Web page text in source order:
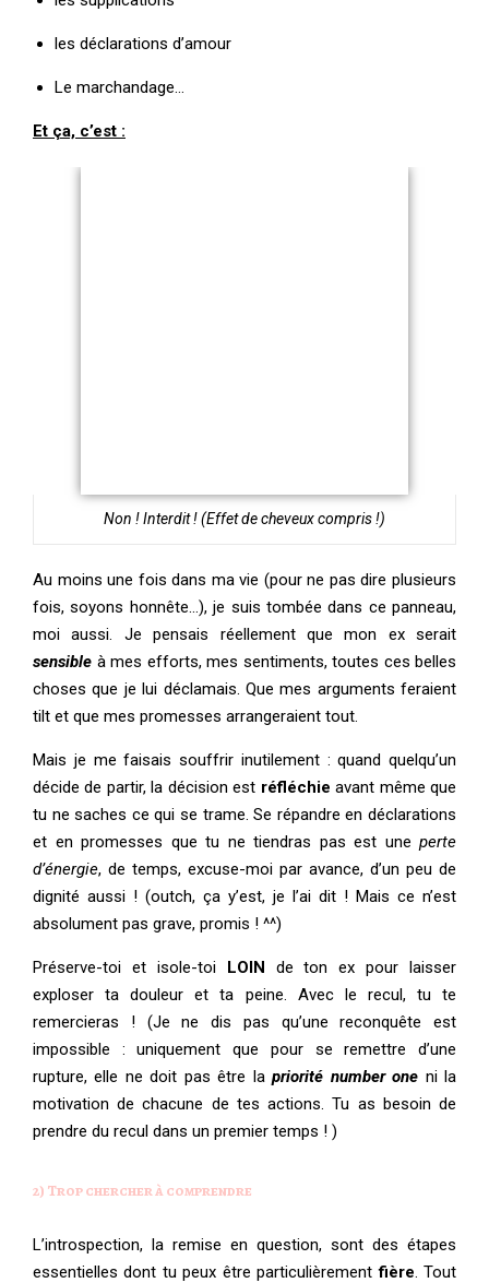
les déclarations d’amour
Le marchandage…
Et ça, c’est :
Non ! Interdit ! (Effet de cheveux compris !)
Au moins une fois dans ma vie (pour ne pas dire plusieurs
fois, soyons honnête…), je suis tombée dans ce panneau,
moi aussi. Je pensais réellement que mon ex serait
sensible à mes efforts, mes sentiments, toutes ces belles
choses que je lui déclamais. Que mes arguments feraient
tilt et que mes promesses arrangeraient tout.
Mais je me faisais souffrir inutilement : quand quelqu’un
décide de partir, la décision est réfléchie avant même que
tu ne saches ce qui se trame. Se répandre en déclarations
et en promesses que tu ne tiendras pas est une perte
d’énergie, de temps, excuse-moi par avance, d’un peu de
dignité aussi ! (outch, ça y’est, je l’ai dit ! Mais ce n’est
absolument pas grave, promis ! ^^)
Préserve-toi et isole-toi LOIN de ton ex pour laisser
exploser ta douleur et ta peine. Avec le recul, tu te
remercieras ! (Je ne dis pas qu’une reconquête est
impossible : uniquement que pour se remettre d’une
rupture, elle ne doit pas être lapriorité number one ni la
motivation de chacune de tes actions. Tu as besoin de
prendre du recul dans un premier temps ! )
2) Trop chercher à comprendre
L’introspection, la remise en question, sont des étapes
essentielles dont tu peux être particulièrement fière. Tout